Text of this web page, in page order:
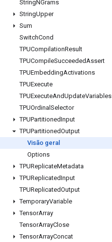
StringNGrams
StringUpper
Sum
SwitchCond
TPUCompilationResult
TPUCompileSucceededAssert
TPUEmbeddingActivations
TPUExecute
TPUExecuteAndUpdateVariables
TPUOrdinal Selector
TPUPartitionedInput
TPUPartitionedOutput
Visão geral
Options
TPUReplicateMetadata
TPUReplicatedInput
TPUReplicatedOutput
TemporaryVariable
TensorArray
TensorArrayClose
TensorArrayConcat